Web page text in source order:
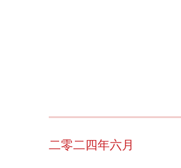
二零二四年六月